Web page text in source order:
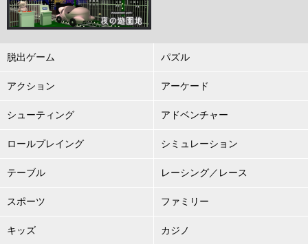
脱出ゲーム パズル
アクション アーケード
シューティング アドベンチャー
ロールプレイング シミュレーション
テーブル レーシング／レース
スポーツ ファミリー
キッズ カジノ